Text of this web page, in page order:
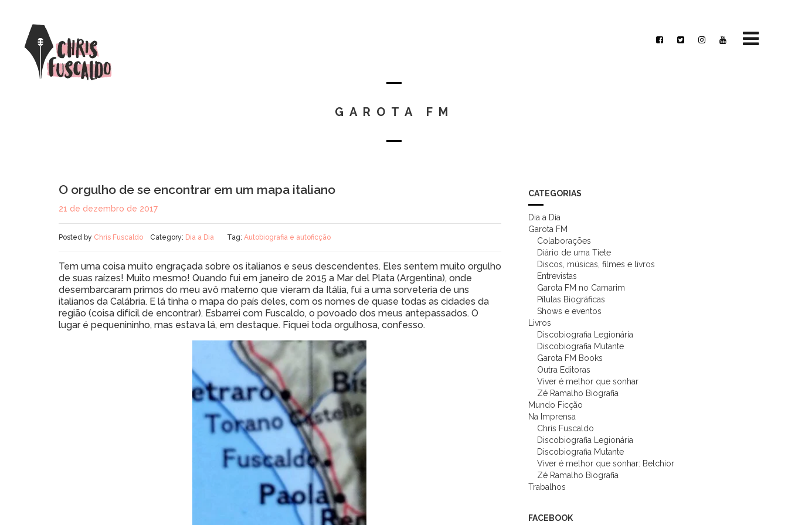
GAROTA FM
O orgulho de se encontrar em um mapa italiano
21 de dezembro de 2017
Posted by Chris Fuscaldo Category: Dia a Dia Tag: Autobiografia e autoficção
Tem uma coisa muito engraçada sobre os italianos e seus descendentes. Eles sentem muito orgulho
de suas raízes! Muito mesmo! Quando fui em janeiro de 2015 a Mar del Plata (Argentina), onde
desembarcaram primos do meu avô materno que vieram da Itália, fui a uma sorveteria de uns
italianos da Calábria. E lá tinha o mapa do país deles, com os nomes de quase todas as cidades da
região (coisa difícil de encontrar). Esbarrei com Fuscaldo, o povoado dos meus antepassados. O
lugar é pequenininho, mas estava lá, em destaque. Fiquei toda orgulhosa, confesso.
CATEGORIAS
Dia a Dia
Garota FM
Colaborações
Diário de uma Tiete
Discos, músicas, filmes e livros
Entrevistas
Garota FM no Camarim
Pílulas Biográficas
Shows e eventos
Livros
Discobiografia Legionária
Discobiografia Mutante
Garota FM Books
Outra Editoras
Viver é melhor que sonhar
Zé Ramalho Biografia
Mundo Ficção
Na Imprensa
Chris Fuscaldo
Discobiografia Legionária
Discobiografia Mutante
Viver é melhor que sonhar: Belchior
Zé Ramalho Biografia
Trabalhos
FACEBOOK